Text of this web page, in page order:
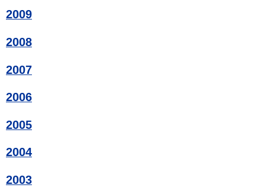
2009
2008
2007
2006
2005
2004
2003